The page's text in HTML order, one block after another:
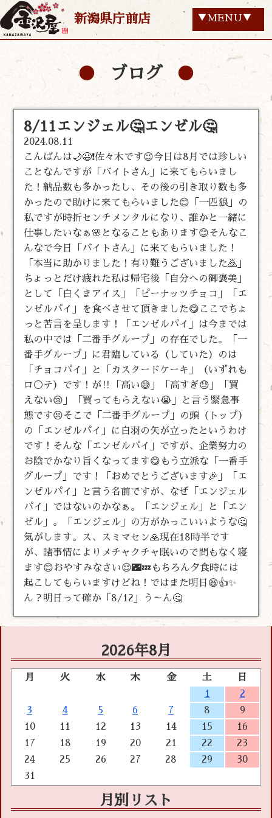
新潟県庁前店 ▼MENU▼
ブログ
8/11エンジェル🤔エンゼル🤔
2024.08.11
こんばんは🌙😃❗佐々木です😉今日は8月では珍しい
ことなんですが「バイトさん」に来てもらいまし
た！納品数も多かったし、その後の引き取り数も多
かったので助けに来てもらいました😊「一匹狼」の
私ですが時折センチメンタルになり、誰かと一緒に
仕事したいなぁ🌸となることもあります😊そんなこ
んなで今日「バイトさん」に来てもらいました！
「本当に助かりました！有り難うございました🙇」
ちょっとだけ疲れた私は帰宅後「自分への御褒美」
として「白くまアイス」「ピーナッツチョコ」「エ
ンゼルパイ」を食べさせて頂きました😋ここでちょ
っと苦言を呈します！「エンゼルパイ」は今までは
私の中では「二番手グループ」の存在でした。「一
番手グループ」に君臨している（していた）のは
「チョコパイ」と「カスタードケーキ」（いずれも
ロ⚪テ）です！が‼️「高い😅」「高すぎ😓」「買
えない😢」「買ってもらえない😭」と言う緊急事
態です😣そこで「二番手グループ」の頭（トップ）
の「エンゼルパイ」に白羽の矢が立ったというわけ
です！そんな「エンゼルパイ」ですが、企業努力の
お陰でかなり旨くなってます😋もう立派な「一番手
グループ」です！「おめでとうございます🎉」「エ
ンゼルパイ」と言う名前ですが、なぜ「エンジェル
パイ」ではないのかなぁ。「エンジェル」と「エン
ゼル」。「エンジェル」の方がかっこいいような🤔
気がします。ス、スミマセン🙏現在18時半です
が、諸事情によりメチャクチャ眠いので間もなく寝
ます😊おやすみなさい😌🌃💤もちろん夕食時には
起こしてもらいますけどね！ではまた明日😆👍✨
ん？明日って確か「8/12」う～ん🤔
2026年8月
月 火 水 木 金 土
日
1
2
3
4 5 6 7 8
9
10
11 12 13 14 15
16
17
18 19 20 21 22
23
24
25 26 27 28 29
30
31
月別リスト